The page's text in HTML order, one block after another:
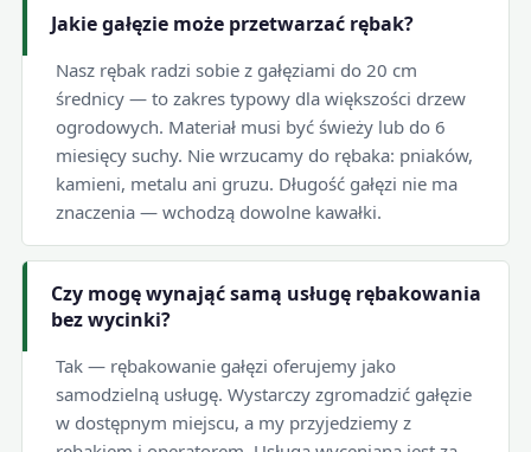
Jakie gałęzie może przetwarzać rębak?
Nasz rębak radzi sobie z gałęziami do 20 cm
średnicy — to zakres typowy dla większości drzew
ogrodowych. Materiał musi być świeży lub do 6
miesięcy suchy. Nie wrzucamy do rębaka: pniaków,
kamieni, metalu ani gruzu. Długość gałęzi nie ma
znaczenia — wchodzą dowolne kawałki.
Czy mogę wynająć samą usługę rębakowania
bez wycinki?
Tak — rębakowanie gałęzi oferujemy jako
samodzielną usługę. Wystarczy zgromadzić gałęzie
w dostępnym miejscu, a my przyjedziemy z